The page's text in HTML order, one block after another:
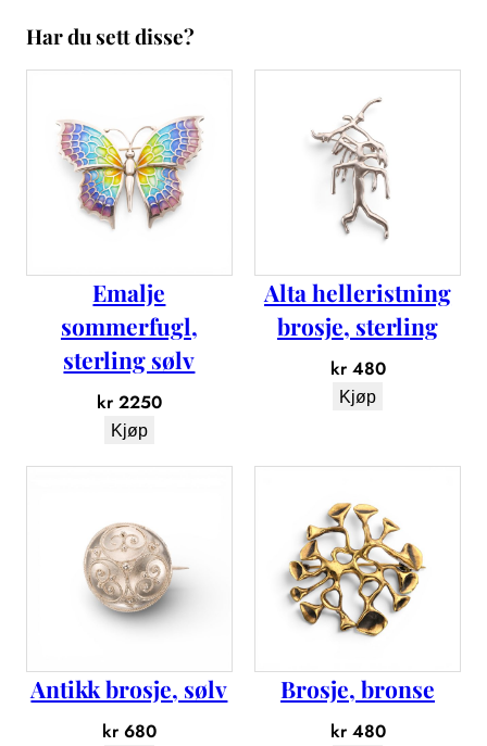
,
s
Har du sett disse?
Emalje
sommerfugl,
sterling sølv
kr2250
Kjøp
Alta helleristning
brosje, sterling
kr480
Kjøp
Antikk brosje, sølv
kr680
Brosje, bronse
kr480